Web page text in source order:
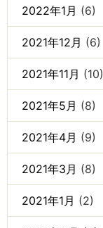
2022年1月 (6)
2021年12月 (6)
2021年11月 (10)
2021年5月 (8)
2021年4月 (9)
2021年3月 (8)
2021年1月 (2)